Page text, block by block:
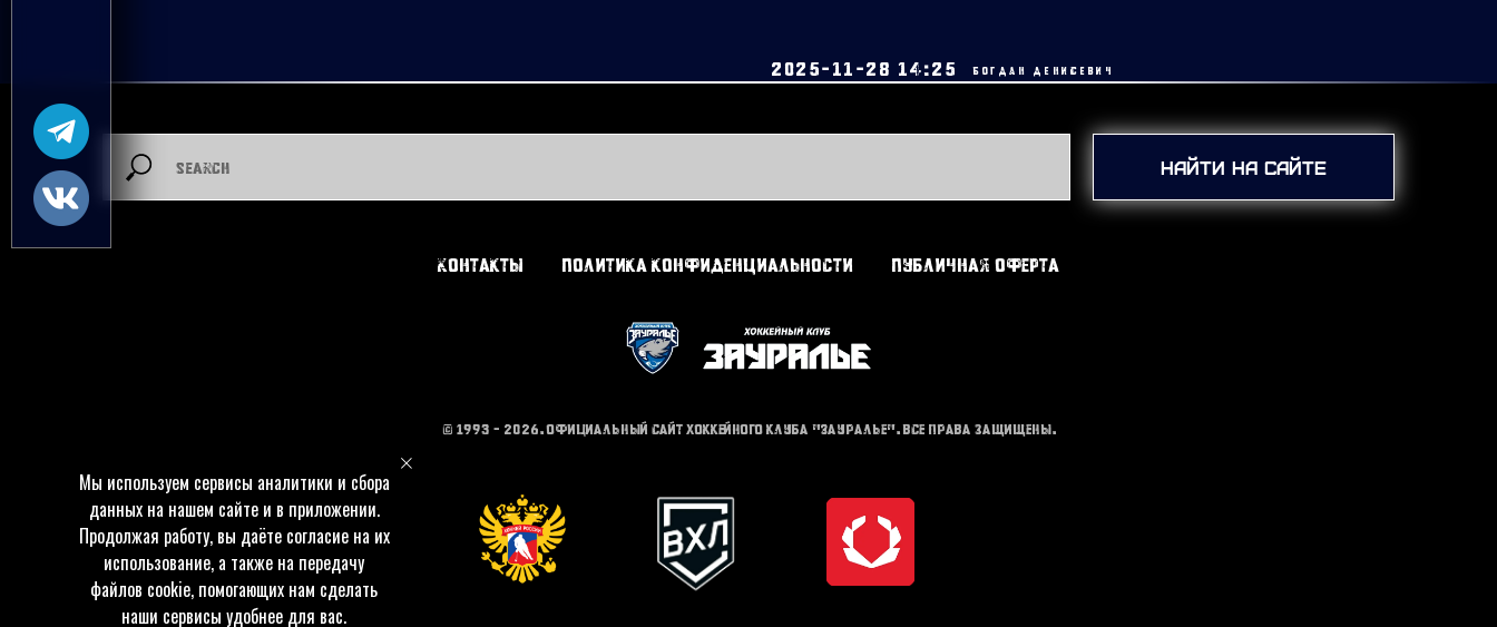
Мы используем сервисы аналитики и сбора
данных на нашем сайте и в приложении.
Продолжая работу, вы даёте согласие на их
использование, а также на передачу
файлов cookie, помогающих нам сделать
наши сервисы удобнее для вас.
2025-11-28 14:25 БОГДАН ДЕНИСЕВИЧ
Найти на сайте
Контакты Политика конфиденциальности Публичная оферта
© 1993 - 2026. Официальный сайт хоккейного клуба "Зауралье". Все права защищены.